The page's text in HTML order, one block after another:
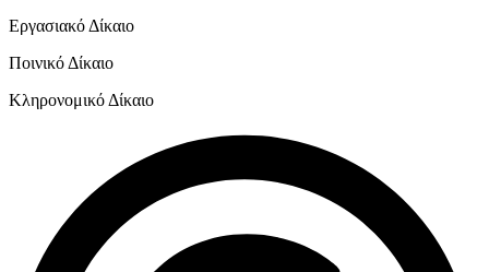
Εργασιακό Δίκαιο
Ποινικό Δίκαιο
Κληρονομικό Δίκαιο